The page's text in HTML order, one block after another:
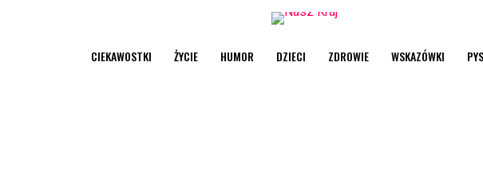
CIEKAWOSTKI ŻYCIE HUMOR DZIECI ZDROWIE WSKAZÓWKI